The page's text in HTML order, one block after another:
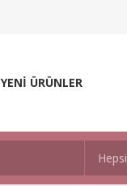
YENİ ÜRÜNLER